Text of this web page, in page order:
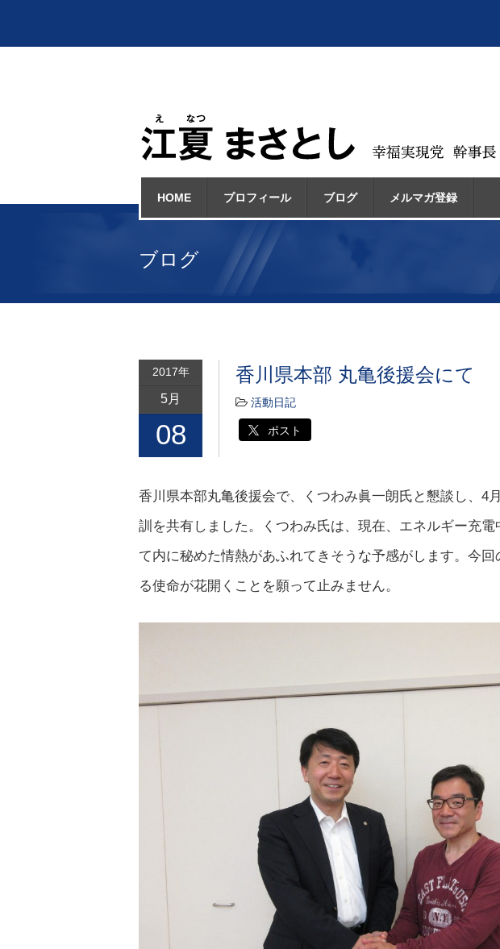
HOME プロフィール ブログ メルマガ登録
ブログ
2017年
5月
08
香川県本部 丸亀後援会にて
活動日記
ポスト
香川県本部丸亀後援会で、くつわみ眞一朗氏と懇談し、4
訓を共有しました。くつわみ氏は、現在、エネルギー充
て内に秘めた情熱があふれてきそうな予感がします。今
る使命が花開くことを願って止みません。